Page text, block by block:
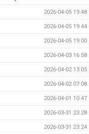
2026-04-05 19:48
2026-04-05 19:44
2026-04-05 19:00
2026-04-03 16:58
2026-04-02 13:05
2026-04-02 07:08
2026-04-01 10:47
2026-03-31 23:28
2026-03-31 23:24